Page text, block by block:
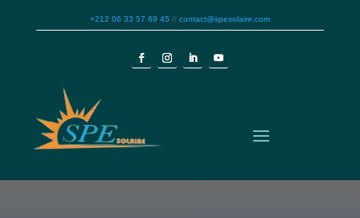
+212 06 33 57 69 45 // contact@spesolaire.com